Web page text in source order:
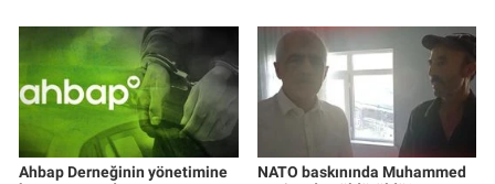
Ahbap Derneğinin yönetimine
NATO baskınında Muhammed